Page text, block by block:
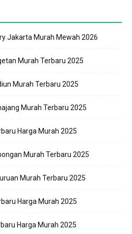
Jakarta Murah Mewah 2026
Murah Terbaru 2025
Murah Terbaru 2025
Murah Terbaru 2025
Harga Murah 2025
Murah Terbaru 2025
Murah Terbaru 2025
Harga Murah 2025
Harga Murah 2025